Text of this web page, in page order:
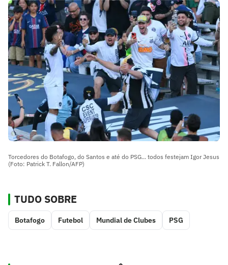
Torcedores do Botafogo, do Santos e até do PSG... todos festejam Igor Jesus
(Foto: Patrick T. Fallon/AFP)
TUDO SOBRE
Botafogo Futebol Mundial de Clubes PSG